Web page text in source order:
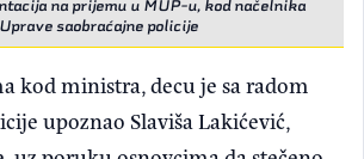
na prijemu u MUP-u, kod načelnika
Uprave saobraćajne policije
kod ministra, decu je sa radom
upoznao Slaviša Lakićević,